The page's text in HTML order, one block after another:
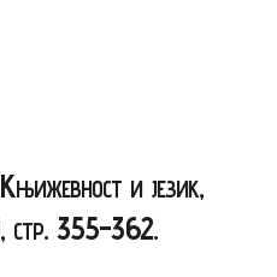
и језик,
стр. 355-362.